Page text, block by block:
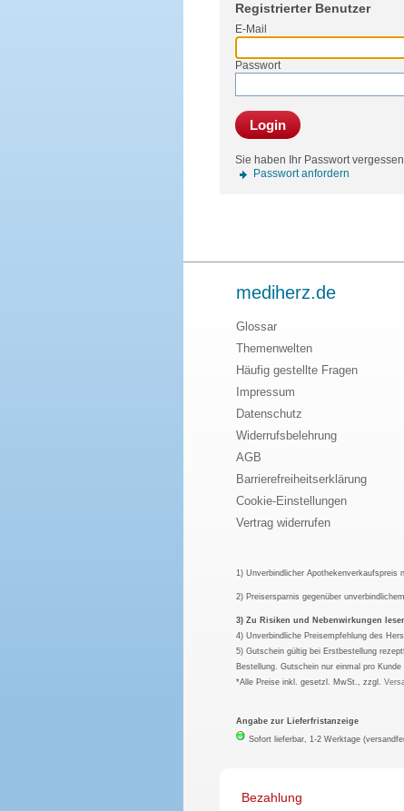
Registrierter Benutzer
E-Mail
Passwort
Login
Sie haben Ihr Passwort
Passwort anfordern
mediherz.de
Glossar
Themenwelten
Häufig gestellte Fragen
Impressum
Datenschutz
Widerrufsbelehrung
AGB
Barrierefreiheitserklärung
Cookie-Einstellungen
Vertrag widerrufen
1) Unverbindlicher Apothekenverkaufspreis
2) Preisersparnis gegenüber
3) Zu Risiken und Nebenwirkungen
4) Unverbindliche Preisempfehlung des
5) Gutschein gültig bei Erstbestellung
Bestellung. Gutschein nur einmal pro
*Alle Preise inkl. gesetzl. MwSt., zzgl.
Angabe zur Lieferfristanzeige
Sofort lieferbar, 1-2 Werktage
Bezahlung